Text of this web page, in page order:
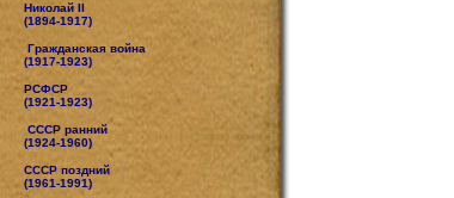
Николай II
(1894-1917)
Гражданская война
(1917-1923)
РСФСР
(1921-1923)
СССР ранний
(1924-1960)
СССР поздний
(1961-1991)